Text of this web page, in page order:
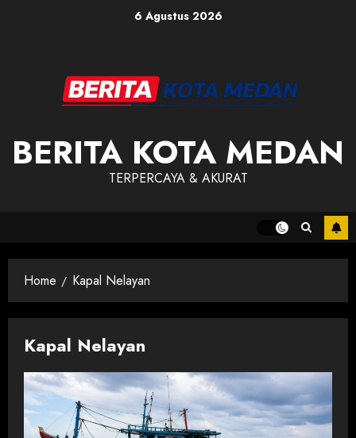
6 Agustus 2026
BERITA KOTA MEDAN
TERPERCAYA & AKURAT
Home Kapal Nelayan
Kapal Nelayan